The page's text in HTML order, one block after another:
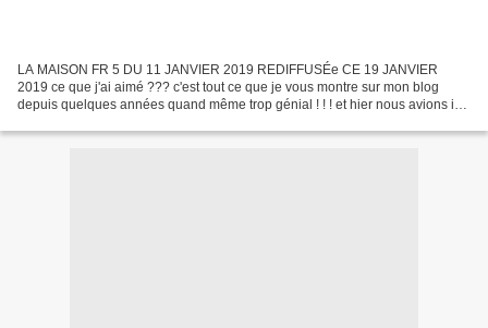
LA MAISON FR 5 DU 11 JANVIER 2019 REDIFFUSÉe CE 19 JANVIER
2019 ce que j'ai aimé ??? c'est tout ce que je vous montre sur mon blog
depuis quelques années quand même trop génial ! ! ! et hier nous avions ici